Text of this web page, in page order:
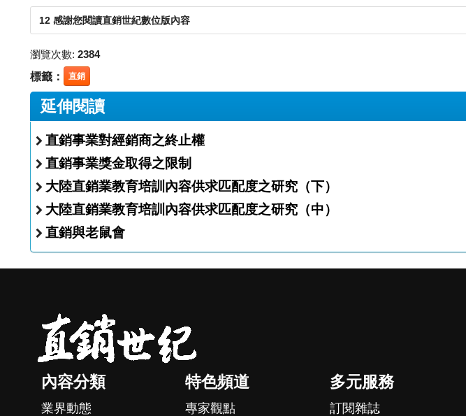
12 感謝您閱讀直銷世紀數位版內容
瀏覽次數: 2384
標籤： 直銷
延伸閱讀
直銷事業對經銷商之終止權
直銷事業獎金取得之限制
大陸直銷業教育培訓內容供求匹配度之研究（下）
大陸直銷業教育培訓內容供求匹配度之研究（中）
直銷與老鼠會
內容分類
業界動態
特色頻道
專家觀點
多元服務
訂閱雜誌